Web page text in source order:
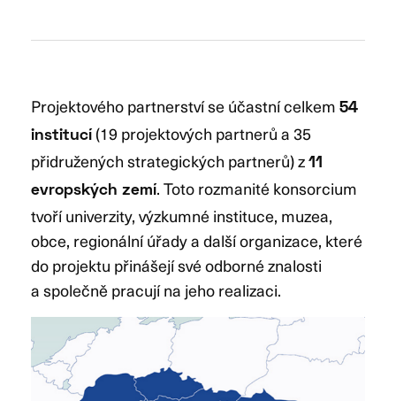
Projektového partnerství se účastní celkem 54
institucí (19 projektových partnerů a 35
přidružených strategických partnerů) z 11
evropských zemí. Toto rozmanité konsorcium
tvoří univerzity, výzkumné instituce, muzea,
obce, regionální úřady a další organizace, které
do projektu přinášejí své odborné znalosti
a společně pracují na jeho realizaci.